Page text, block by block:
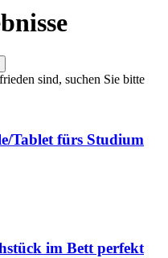
sind, suchen Sie bitte
Tablet fürs Studium
im Bett perfekt